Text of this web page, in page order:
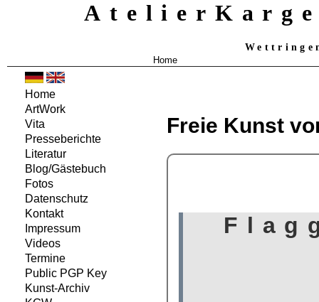
Home
Freie Kunst
Home
ArtWork
Vita
Presseberichte
Literatur
Blog/Gästebuch
Fotos
Datenschutz
Kontakt
Impressum
Videos
Termine
Public PGP Key
Kunst-Archiv